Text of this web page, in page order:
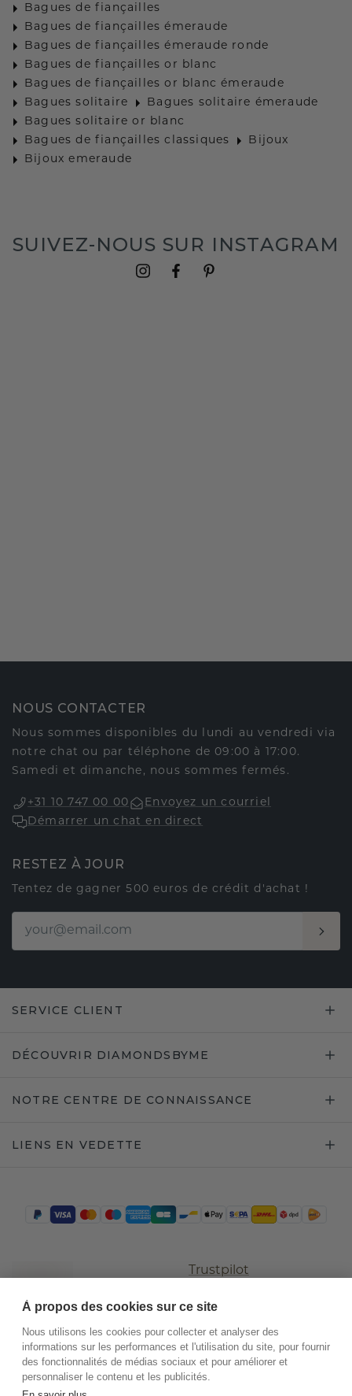
Bagues de fiançailles
Bagues de fiançailles émeraude
Bagues de fiançailles émeraude ronde
Bagues de fiançailles or blanc
Bagues de fiançailles or blanc émeraude
Bagues solitaire
Bagues solitaire émeraude
Bagues solitaire or blanc
Bagues de fiançailles classiques
Bijoux
Bijoux emeraude
SUIVEZ-NOUS SUR INSTAGRAM
NOUS CONTACTER
Nous sommes disponibles du lundi au vendredi via
notre chat ou par téléphone de 09:00 à 17:00.
Samedi et dimanche, nous sommes fermés.
+31 10 747 00 00
Envoyez un courriel
Démarrer un chat en direct
RESTEZ À JOUR
Tentez de gagner 500 euros de crédit d'achat !
SERVICE CLIENT
DÉCOUVRIR DIAMONDSBYME
NOTRE CENTRE DE CONNAISSANCE
LIENS EN VEDETTE
Trustpilot
À propos des cookies sur ce site
Nous utilisons les cookies pour collecter et analyser des
informations sur les performances et l'utilisation du site, pour fournir
des fonctionnalités de médias sociaux et pour améliorer et
personnaliser le contenu et les publicités.